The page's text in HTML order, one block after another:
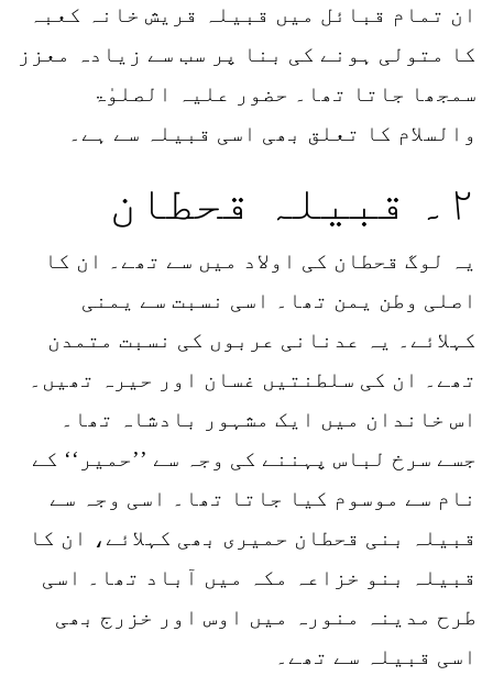
ان تمام قبائل میں قبیلہ قریش خانہ کعبہ
کا متولی ہونے کی بنا پر سب سے زیادہ معزز
سمجھا جاتا تھا۔ حضور علیہ الصلوٰۃ
والسلام کا تعلق بھی اسی قبیلہ سے ہے۔
۲۔ قبیلہ قحطان
یہ لوگ قحطان کی اولاد میں سے تھے۔ ان کا
اصلی وطن یمن تھا۔ اسی نسبت سے یمنی
کہلائے۔ یہ عدنانی عربوں کی نسبت متمدن
تھے۔ ان کی سلطنتیں غسان اور حیرہ تھیں۔
اس خاندان میں ایک مشہور بادشاہ تھا۔
جسے سرخ لباس پہننے کی وجہ سے ’’حمیر‘‘ کے
نام سے موسوم کیا جاتا تھا۔ اسی وجہ سے
قبیلہ بنی قحطان حمیری بھی کہلائے، ان کا
قبیلہ بنو خزاعہ مکہ میں آباد تھا۔ اسی
طرح مدینہ منورہ میں اوس اور خزرج بھی
اسی قبیلہ سے تھے۔